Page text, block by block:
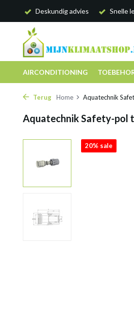
Deskundig advies Snelle
AIRCONDITIONING
Terug Home Aquatechnik
Aquatechnik Safety-pol
20% sale